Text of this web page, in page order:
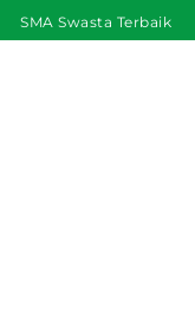
SMA Swasta Terbaik